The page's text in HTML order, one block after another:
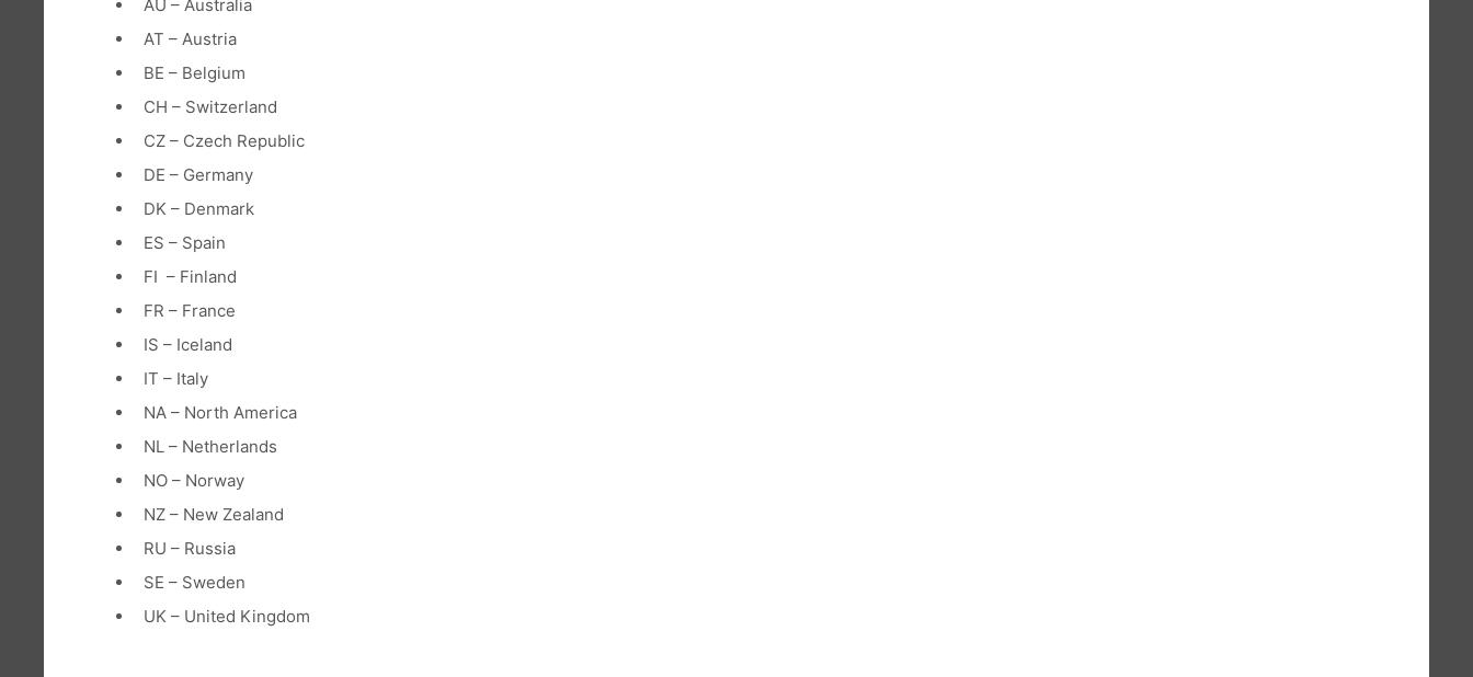
AU – Australia
AT – Austria
BE – Belgium
CH – Switzerland
CZ – Czech Republic
DE – Germany
DK – Denmark
ES – Spain
FI – Finland
FR – France
IS – Iceland
IT – Italy
NA – North America
NL – Netherlands
NO – Norway
NZ – New Zealand
RU – Russia
SE – Sweden
UK – United Kingdom